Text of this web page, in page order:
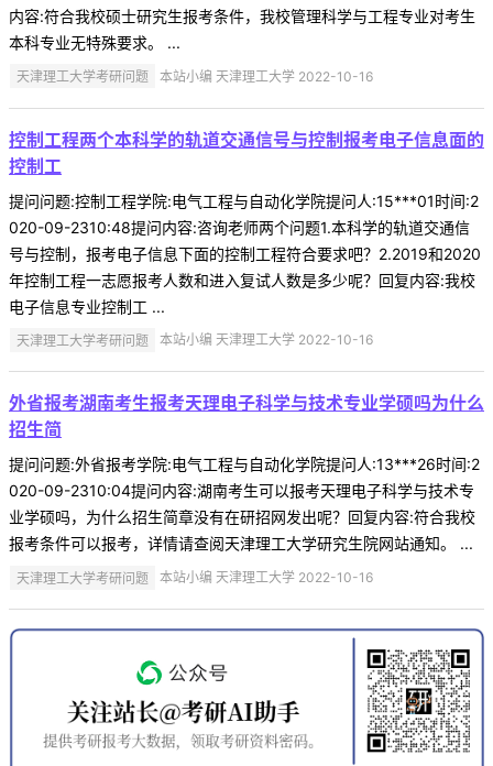
内容:符合我校硕士研究生报考条件，我校管理科学与工程专业对考生
本科专业无特殊要求。 ...
天津理工大学考研问题 本站小编 天津理工大学 2022-10-16
控制工程两个本科学的轨道交通信号与控制报考电子信息面的
控制工
提问问题:控制工程学院:电气工程与自动化学院提问人:15***01时间:2
020-09-2310:48提问内容:咨询老师两个问题1.本科学的轨道交通信
号与控制，报考电子信息下面的控制工程符合要求吧？2.2019和2020
年控制工程一志愿报考人数和进入复试人数是多少呢？回复内容:我校
电子信息专业控制工 ...
天津理工大学考研问题 本站小编 天津理工大学 2022-10-16
外省报考湖南考生报考天理电子科学与技术专业学硕吗为什么
招生简
提问问题:外省报考学院:电气工程与自动化学院提问人:13***26时间:2
020-09-2310:04提问内容:湖南考生可以报考天理电子科学与技术专
业学硕吗，为什么招生简章没有在研招网发出呢？回复内容:符合我校
报考条件可以报考，详情请查阅天津理工大学研究生院网站通知。 ...
天津理工大学考研问题 本站小编 天津理工大学 2022-10-16